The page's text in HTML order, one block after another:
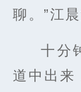
聊。”江
十分
道中出来